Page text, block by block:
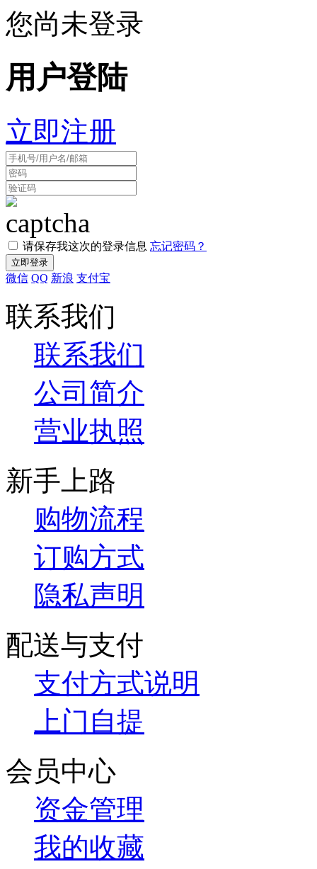
您尚未登录
用户登陆
立即注册
请保存我这次的登录信息 忘记密码？
微信 QQ 新浪 支付宝
联系我们
联系我们
公司简介
营业执照
新手上路
购物流程
订购方式
隐私声明
配送与支付
支付方式说明
上门自提
会员中心
资金管理
我的收藏